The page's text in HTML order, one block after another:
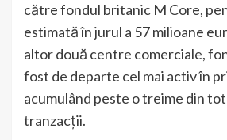
către fondul britanic M Core,
estimată în jurul a 57 milioane
altor două centre comerciale,
fost de departe cel mai activ în
acumulând peste o treime din
tranzacții.